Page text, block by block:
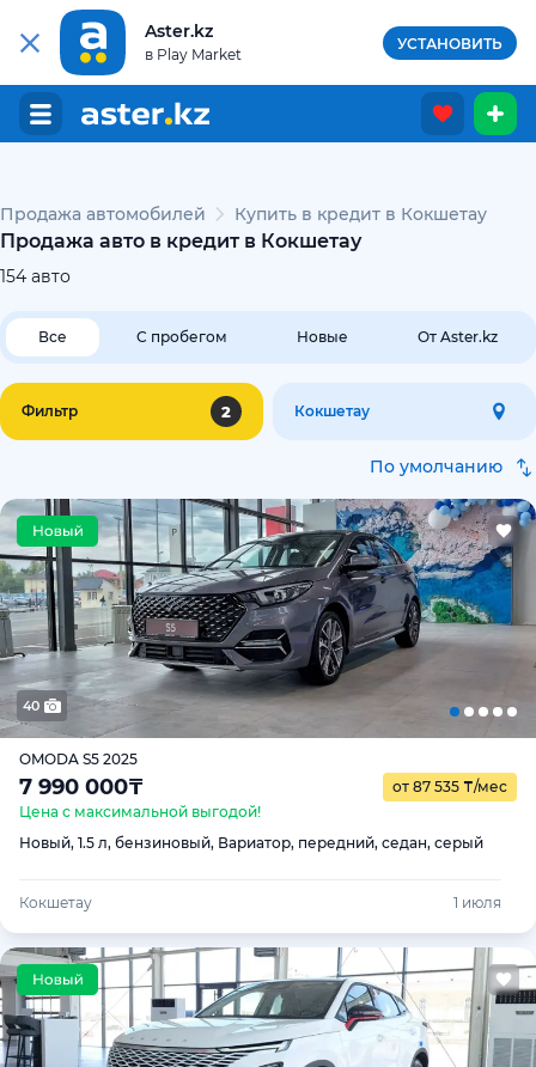
Aster.kz
в Play Market
УСТАНОВИТЬ
Продажа автомобилей Купить в кредит в Кокшетау
Продажа авто в кредит в Кокшетау
154 авто
Все С пробегом Новые От Aster.kz
Фильтр 2 Кокшетау
По умолчанию
40
OMODA S5 2025
7 990 000₸ от 87 535 ₸/мес
Цена с максимальной выгодой!
Новый, 1.5 л, бензиновый, Вариатор, передний, седан, серый
Кокшетау 1 июля